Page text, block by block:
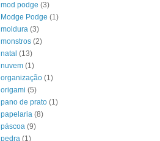
mod podge (3)
Modge Podge (1)
moldura (3)
monstros (2)
natal (13)
nuvem (1)
organização (1)
origami (5)
pano de prato (1)
papelaria (8)
páscoa (9)
pedra (1)